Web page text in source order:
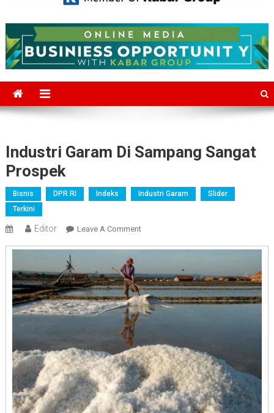
Mediajakarta.com
Industri Garam Di Sampang Sangat
Prospek
Bisnis DPR RI Indeks Industri Garam
Slider
Terkini
Editor Leave A CommentOn
Sampang
Sangat
Prospek